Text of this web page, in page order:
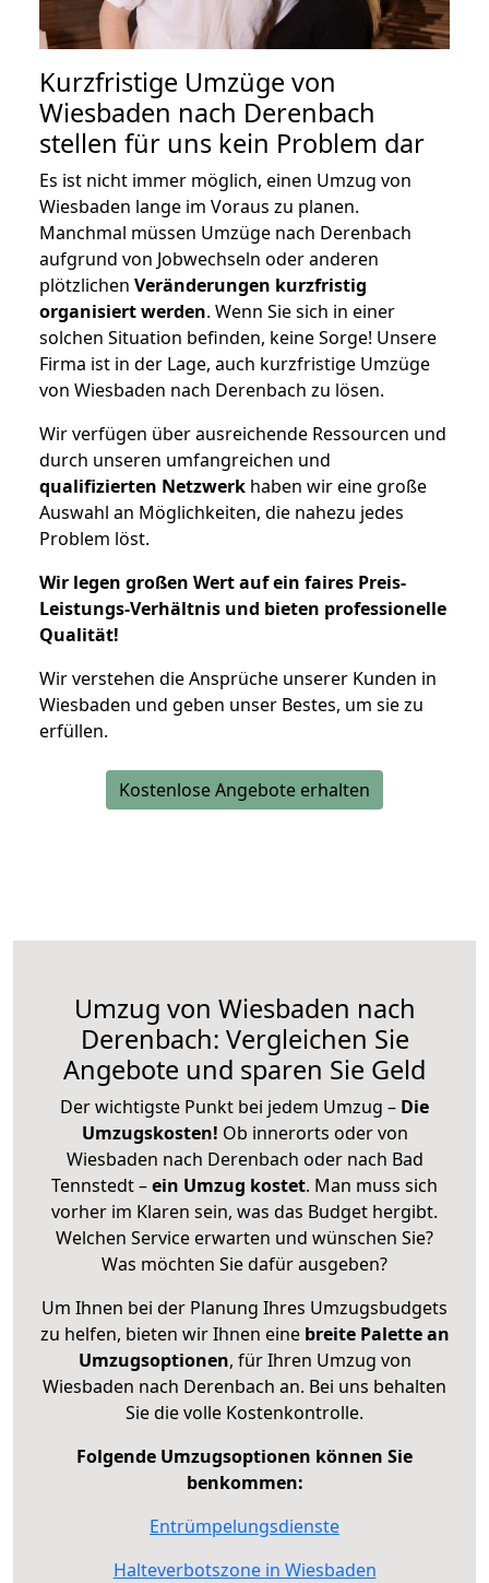
Kurzfristige Umzüge von
Wiesbaden nach Derenbach
stellen für uns kein Problem dar
Es ist nicht immer möglich, einen Umzug von
Wiesbaden lange im Voraus zu planen.
Manchmal müssen Umzüge nach Derenbach
aufgrund von Jobwechseln oder anderen
plötzlichen Veränderungen kurzfristig
organisiert werden. Wenn Sie sich in einer
solchen Situation befinden, keine Sorge! Unsere
Firma ist in der Lage, auch kurzfristige Umzüge
von Wiesbaden nach Derenbach zu lösen.
Wir verfügen über ausreichende Ressourcen und
durch unseren umfangreichen und
qualifizierten Netzwerk haben wir eine große
Auswahl an Möglichkeiten, die nahezu jedes
Problem löst.
Wir legen großen Wert auf ein faires Preis-
Leistungs-Verhältnis und bieten professionelle
Qualität!
Wir verstehen die Ansprüche unserer Kunden in
Wiesbaden und geben unser Bestes, um sie zu
erfüllen.
Kostenlose Angebote erhalten
Umzug von Wiesbaden nach
Derenbach: Vergleichen Sie
Angebote und sparen Sie Geld
Der wichtigste Punkt bei jedem Umzug – Die
Umzugskosten! Ob innerorts oder von
Wiesbaden nach Derenbach oder nach Bad
Tennstedt –ein Umzug kostet. Man muss sich
vorher im Klaren sein, was das Budget hergibt.
Welchen Service erwarten und wünschen Sie?
Was möchten Sie dafür ausgeben?
Um Ihnen bei der Planung Ihres Umzugsbudgets
zu helfen, bieten wir Ihnen eine breite Palette an
Umzugsoptionen, für Ihren Umzug von
Wiesbaden nach Derenbach an. Bei uns behalten
Sie die volle Kostenkontrolle.
Folgende Umzugsoptionen können Sie
benkommen:
Entrümpelungsdienste
Halteverbotszone in Wiesbaden